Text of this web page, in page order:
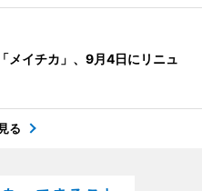
メイチカ」、9月4日にリニュ
る